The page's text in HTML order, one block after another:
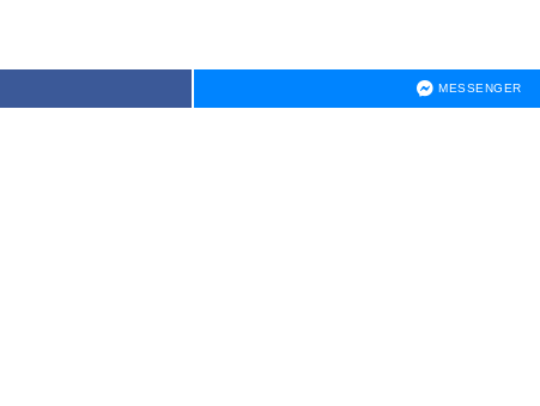
MESSENGER